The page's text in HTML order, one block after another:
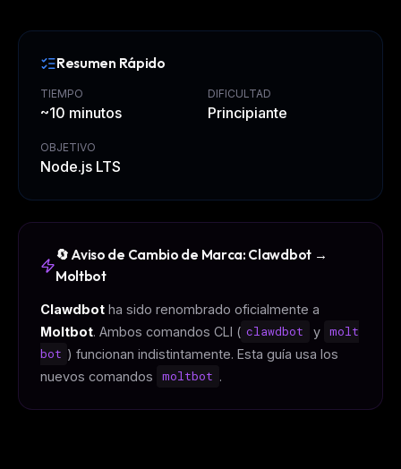
Resumen Rápido
TIEMPO
~10 minutos
DIFICULTAD
Principiante
OBJETIVO
Node.js LTS
🔄 Aviso de Cambio de Marca: Clawdbot →
Moltbot
Clawdbot ha sido renombrado oficialmente a
Moltbot. Ambos comandos CLI ( clawdbot y molt
bot ) funcionan indistintamente. Esta guía usa los
nuevos comandos
moltbot .